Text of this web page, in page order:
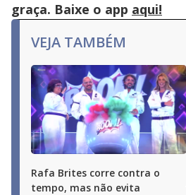
graça. Baixe o app aqui!
VEJA TAMBÉM
Rafa Brites corre contra o
tempo, mas não evita